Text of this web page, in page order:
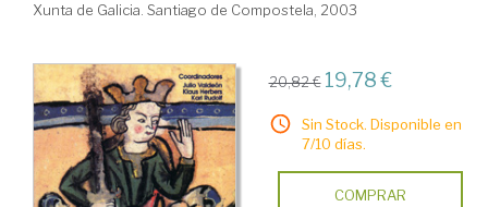
Xunta de Galicia. Santiago de Compostela, 2003
20,82 € 19,78 €
Sin Stock. Disponible en
7/10 días.
COMPRAR